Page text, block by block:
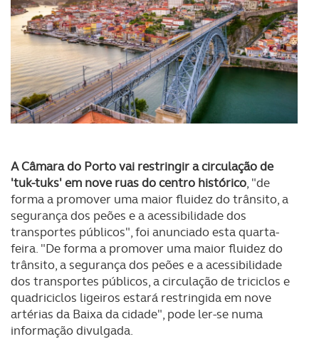
A Câmara do Porto vai restringir a circulação de
'tuk-tuks' em nove ruas do centro histórico, "de
forma a promover uma maior fluidez do trânsito, a
segurança dos peões e a acessibilidade dos
transportes públicos", foi anunciado esta quarta-
feira. "De forma a promover uma maior fluidez do
trânsito, a segurança dos peões e a acessibilidade
dos transportes públicos, a circulação de triciclos e
quadriciclos ligeiros estará restringida em nove
artérias da Baixa da cidade", pode ler-se numa
informação divulgada.